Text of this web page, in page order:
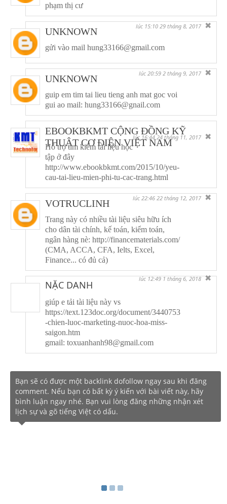
phạm thị cư
UNKNOWN lúc 15:10 29 tháng 8, 2017 ✖
gửi vào mail hung33166@gmail.com
UNKNOWN lúc 20:59 2 tháng 9, 2017 ✖
guip em tim tai lieu tieng anh mat goc voi
gui ao mail: hung33166@gnail.com
EBOOKBKMT CỘNG ĐỒNG KỸ
THUẬT CƠ ĐIỆN VIỆT NAM
lúc 16:44 24 tháng 11, 2017 ✖
Hỗ trợ tìm kiếm tài liệu học
tập ở đây
http://www.ebookbkmt.com/2015/10/yeu-
cau-tai-lieu-mien-phi-tu-cac-trang.html
VOTRUCLINH lúc 22:46 22 tháng 12, 2017 ✖
Trang này có nhiều tài liệu siêu hữu ích
cho dân tài chính, kế toán, kiểm toán,
ngân hàng nè: http://financematerials.com/
(CMA, ACCA, CFA, Ielts, Excel,
Finance... có đủ cả)
NẶC DANH
lúc 12:49 1 tháng 6, 2018 ✖
giúp e tải tài liệu này vs
https://text.123doc.org/document/3440753
-chien-luoc-marketing-nuoc-hoa-miss-
saigon.htm
gmail: toxuanhanh98@gmail.com
Bạn sẽ có được một backlink dofollow ngay sau khi đăng
comment. Nếu bạn có bất kỳ ý kiến với bài viết này, hãy
bình luận ngay nhé. Bạn vui lòng đăng những nhận xét
lịch sự và gõ tiếng Việt có dấu.